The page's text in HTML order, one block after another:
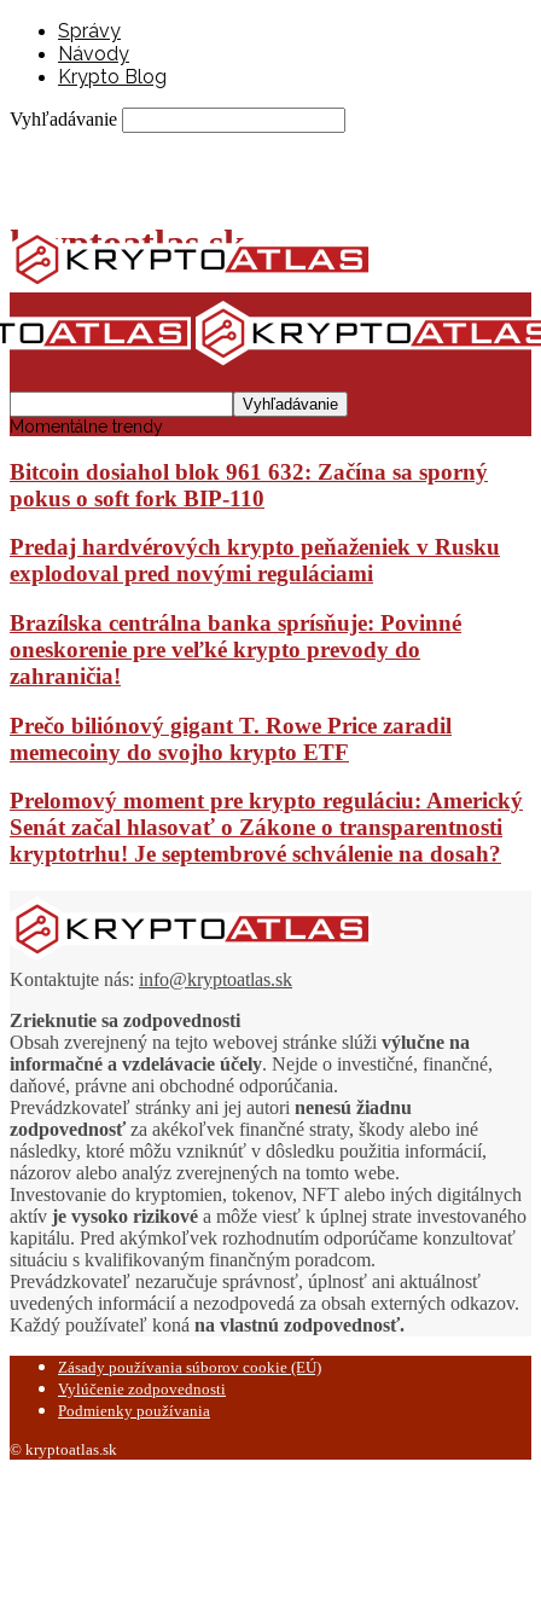
Správy
Návody
Krypto Blog
Vyhľadávanie
kryptoatlas.sk
Momentálne trendy
Bitcoin dosiahol blok 961 632: Začína sa sporný
pokus o soft fork BIP-110
Predaj hardvérových krypto peňaženiek v Rusku
explodoval pred novými reguláciami
Brazílska centrálna banka sprísňuje: Povinné
oneskorenie pre veľké krypto prevody do
zahraničia!
Prečo biliónový gigant T. Rowe Price zaradil
memecoiny do svojho krypto ETF
Prelomový moment pre krypto reguláciu: Americký
Senát začal hlasovať o Zákone o transparentnosti
kryptotrhu! Je septembrové schválenie na dosah?
Kontaktujte nás: info@kryptoatlas.sk
Zrieknutie sa zodpovednosti
Obsah zverejnený na tejto webovej stránke slúži výlučne na
informačné a vzdelávacie účely. Nejde o investičné, finančné,
daňové, právne ani obchodné odporúčania.
Prevádzkovateľ stránky ani jej autori nenesú žiadnu
zodpovednosťza akékoľvek finančné straty, škody alebo iné
následky, ktoré môžu vzniknúť v dôsledku použitia informácií,
názorov alebo analýz zverejnených na tomto webe.
Investovanie do kryptomien, tokenov, NFT alebo iných digitálnych
aktív je vysoko rizikové a môže viesť k úplnej strate investovaného
kapitálu. Pred akýmkoľvek rozhodnutím odporúčame konzultovať
situáciu s kvalifikovaným finančným poradcom.
Prevádzkovateľ nezaručuje správnosť, úplnosť ani aktuálnosť
uvedených informácií a nezodpovedá za obsah externých odkazov.
Každý používateľ koná na vlastnú zodpovednosť.
Zásady používania súborov cookie (EÚ)
Vylúčenie zodpovednosti
Podmienky používania
© kryptoatlas.sk